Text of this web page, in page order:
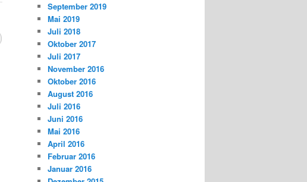
September 2019
Mai 2019
Juli 2018
Oktober 2017
Juli 2017
November 2016
Oktober 2016
August 2016
Juli 2016
Juni 2016
Mai 2016
April 2016
Februar 2016
Januar 2016